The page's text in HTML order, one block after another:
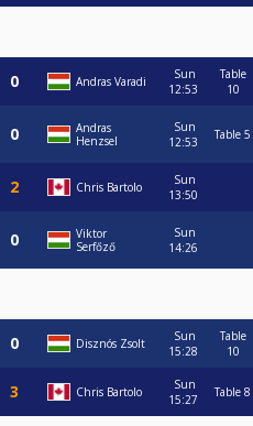
Andras Varadi
Sun
12:53
Table
10
Andras
Henzsel
Sun
12:53
Table 5
Chris Bartolo
Sun
13:50
Viktor
Serfőző
Sun
14:26
Disznós Zsolt
Sun
15:28
Table
10
Chris Bartolo
Sun
15:27
Table 8